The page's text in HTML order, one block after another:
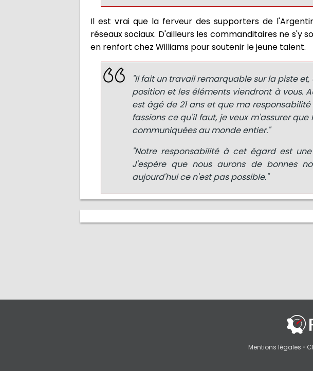
Il est vrai que la ferveur des supporters de
réseaux sociaux. D'ailleurs les commanditaires ne s'y
en renfort chez Williams pour soutenir le jeune talent.
"Il fait un travail remarquable sur la piste
position et les éléments viendront à vous.
est âgé de 21 ans et que ma
fassions ce qu'il faut, je veux m'assurer
communiquées au monde entier."
"Notre responsabilité à cet égard est
J'espère que nous aurons de bonnes
aujourd'hui ce n'est pas possible."
Mentions légales •